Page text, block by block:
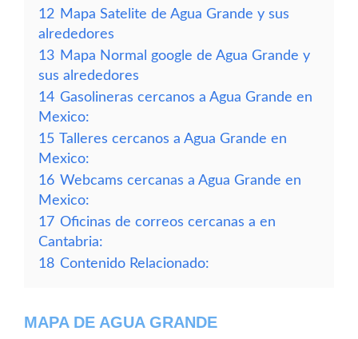
12 Mapa Satelite de Agua Grande y sus
alrededores
13 Mapa Normal google de Agua Grande y
sus alrededores
14 Gasolineras cercanos a Agua Grande en
Mexico:
15 Talleres cercanos a Agua Grande en
Mexico:
16 Webcams cercanas a Agua Grande en
Mexico:
17 Oficinas de correos cercanas a en
Cantabria:
18 Contenido Relacionado:
MAPA DE AGUA GRANDE